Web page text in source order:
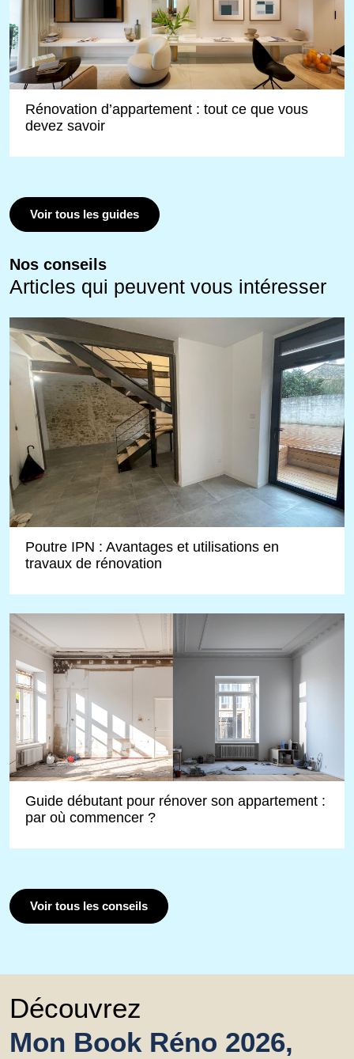
Rénovation d’appartement : tout ce que vous
devez savoir
Voir tous les guides
Nos conseils
Articles qui peuvent vous intéresser
Poutre IPN : Avantages et utilisations en
travaux de rénovation
Guide débutant pour rénover son appartement :
par où commencer ?
Voir tous les conseils
Découvrez
Mon Book Réno 2026,